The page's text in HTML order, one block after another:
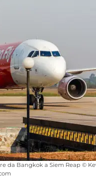
da Bangkok a Siem Reap ©